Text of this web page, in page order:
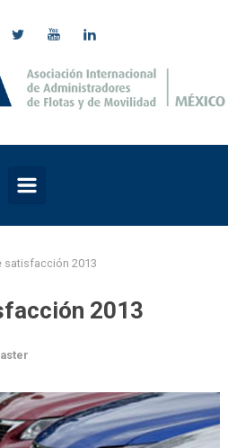
satisfacción 2013
2013